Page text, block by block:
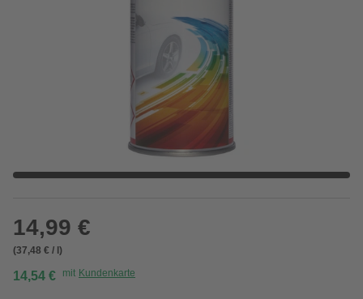
14,99 €
(37,48 € / l)
14,54 € mit Kundenkarte